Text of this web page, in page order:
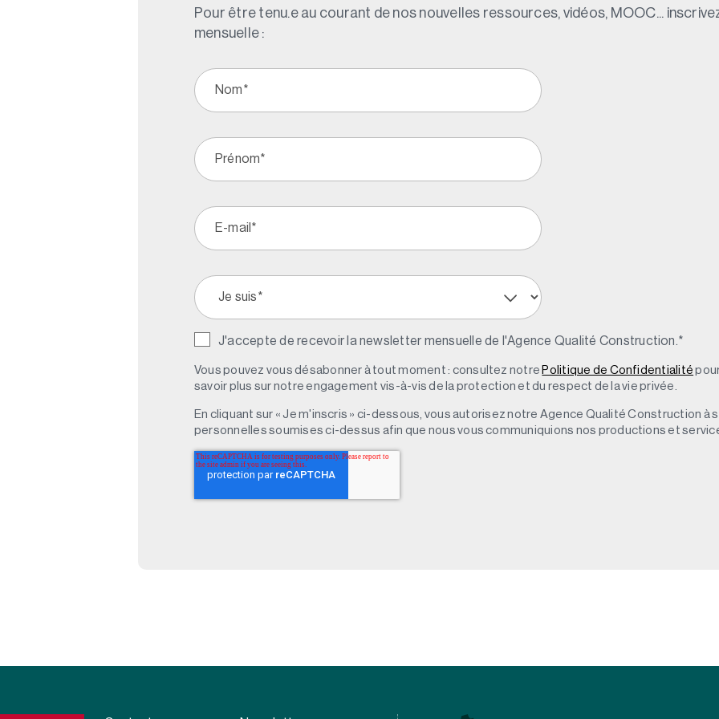
Pour être tenu.e au courant de nos nouvelles ressources, vidéos, MOOC...
mensuelle :
J'accepte de recevoir la newsletter mensuelle de l'Agence Qualité Construction. *
Vous pouvez vous désabonner à tout moment : consultez notre Politique de Confidentialité
savoir plus sur notre engagement vis-à-vis de la protection et du respect de la vie privée.
En cliquant sur « Je m'inscris » ci-dessous, vous autorisez notre Agence Qualité Construction
personnelles soumises ci-dessus afin que nous vous communiquions nos productions et